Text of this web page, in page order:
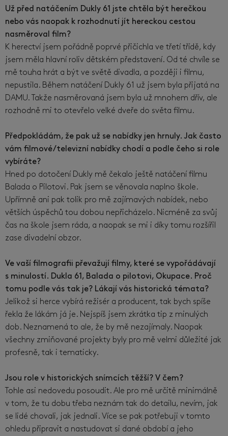
Už před natáčením Dukly 61 jste chtěla být herečkou
nebo vás naopak k rozhodnutí jít hereckou cestou
nasměroval film?
K herectví jsem pořádně poprvé přičichla ve třetí třídě, kdy
jsem měla hlavní roliv dětském představení. Od té chvíle se
mě touha hrát a být ve světě divadla, a později i filmu,
nepustila. Během natáčení Dukly 61 už jsem byla přijatá na
DAMU. Takže nasměrovaná jsem byla už mnohem dřív, ale
rozhodně mi to otevřelo velké dveře do světa filmu.
Předpokládám, že pak už se nabídky jen hrnuly. Jak často
vám filmové/televizní nabídky chodí a podle čeho si role
vybíráte?
Hned po dotočení Dukly mě čekalo ještě natáčení filmu
Balada o Pilotovi. Pak jsem se věnovala naplno škole.
Upřímně ani pak tolik pro mě zajímavých nabídek, nebo
větších úspěchů tou dobou nepřicházelo. Nicméně za svůj
čas na škole jsem ráda, a naopak se mi i díky tomu rozšířil
zase divadelní obzor.
Ve vaší filmografii převažují filmy, které se vypořádávají
s minulostí. Dukla 61, Balada o pilotovi, Okupace. Proč
tomu podle vás tak je? Lákají vás historická témata?
Jelikož si herce vybírá režisér a producent, tak bych spíše
řekla že lákám já je. Nejspíš jsem zkrátka tip z minulých
dob. Neznamená to ale, že by mě nezajímaly. Naopak
všechny zmiňované projekty byly pro mě velmi důležité jak
profesně, tak i tematicky.
Jsou role v historických snímcích těžší? V čem?
Tohle asi nedovedu posoudit. Ale pro mě určitě minimálně
v tom, že tu dobu třeba neznám tak do detailu, nevím, jak
se lidé chovali, jak jednali. Více se pak potřebuji v tomto
ohledu připravit a nastudovat si dané období a jeho